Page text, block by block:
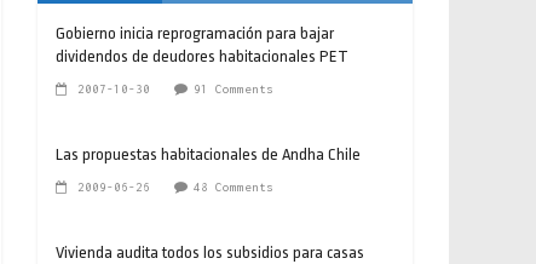
Gobierno inicia reprogramación para bajar
dividendos de deudores habitacionales PET
2007-10-30 91 Comments
Las propuestas habitacionales de Andha Chile
2009-06-26 48 Comments
Vivienda audita todos los subsidios para casas